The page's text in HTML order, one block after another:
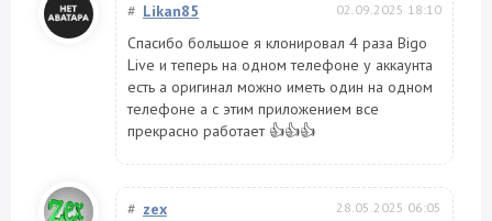
# Likan85 02.09.2025 18:10
Спасибо большое я клонировал 4 раза Bigo
Live и теперь на одном телефоне у аккаунта
есть а оригинал можно иметь один на одном
телефоне а с этим приложением все
прекрасно работает 👍👍👍
# zex 28.05.2025 06:05